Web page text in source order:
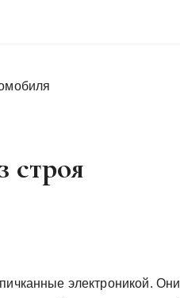
электроникой. Они